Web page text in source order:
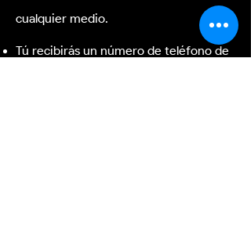
cualquier medio.
Tú recibirás un número de teléfono de